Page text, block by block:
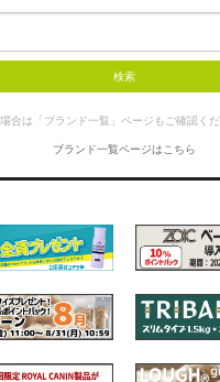
検索
合は「ブランド一覧」ページもご確認くだ
ブランド一覧ページはこちら